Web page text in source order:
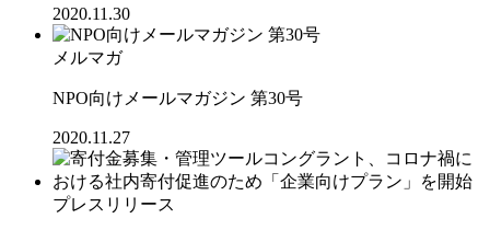
2020.11.30
メルマガ
NPO向けメールマガジン 第30号
2020.11.27
プレスリリース